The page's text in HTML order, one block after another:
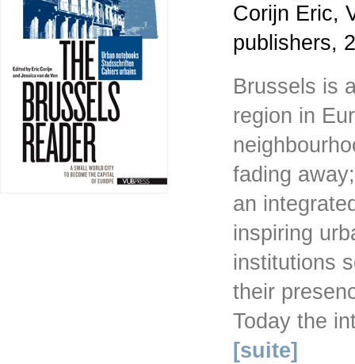
Corijn Eric,
publishers,
Brussels is
region in
fading
an
inspiring
institutions
their
Today the
[suite]